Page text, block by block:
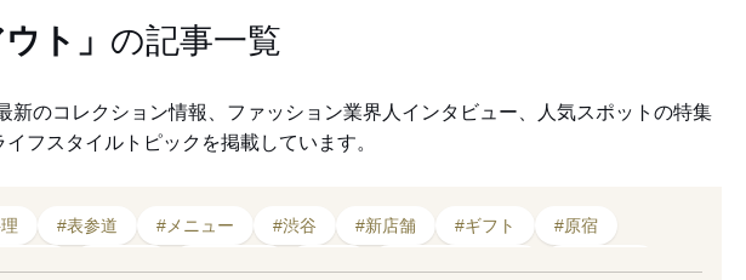
ト」 の記事一覧
新のコレクション情報、ファッション業界人インタビュー、人気スポットの特集
フスタイルトピックを掲載しています。
#表参道 #メニュー #渋谷 #新店舗 #ギフト
#原宿